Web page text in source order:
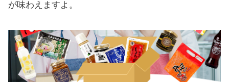
が味わえますよ。